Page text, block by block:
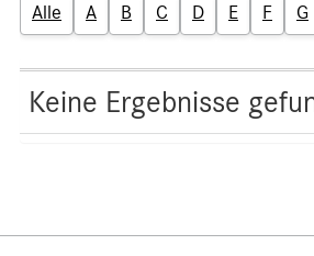
Alle A B C D E F G
Keine Ergebnisse